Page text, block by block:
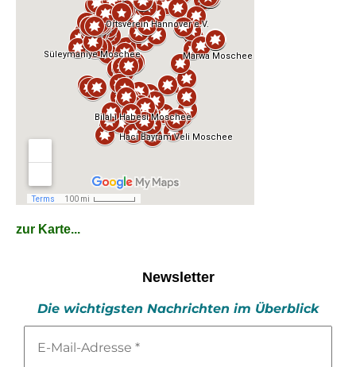
zur Karte...
Newsletter
Die wichtigsten Nachrichten im Überblick
Mail-